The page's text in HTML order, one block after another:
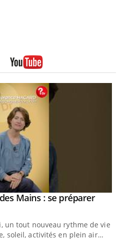
Mains : se préparer
un tout nouveau rythme de vie !
soleil, activités en plein air…